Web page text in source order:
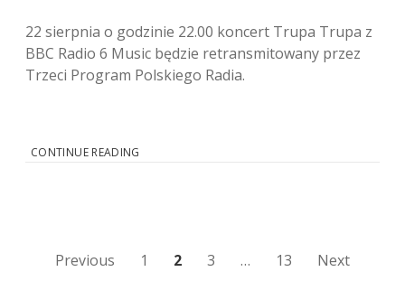
22 sierpnia o godzinie 22.00 koncert Trupa Trupa z
BBC Radio 6 Music będzie retransmitowany przez
Trzeci Program Polskiego Radia.
CONTINUE READING
Stronicowanie
Previous 1 2 3 … 13 Next